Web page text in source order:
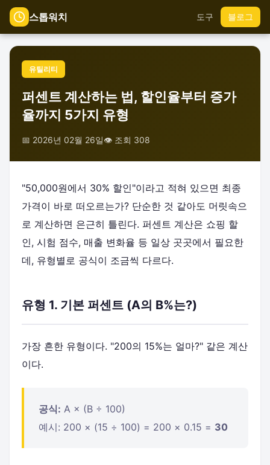
스톱워치 도구 블로그
유틸리티
퍼센트 계산하는 법, 할인율부터 증가
율까지 5가지 유형
📅 2026년 02월 26일👁️ 조회 308
"50,000원에서 30% 할인"이라고 적혀 있으면 최종
가격이 바로 떠오르는가? 단순한 것 같아도 머릿속으
로 계산하면 은근히 틀린다. 퍼센트 계산은 쇼핑 할
인, 시험 점수, 매출 변화율 등 일상 곳곳에서 필요한
데, 유형별로 공식이 조금씩 다르다.
유형 1. 기본 퍼센트 (A의 B%는?)
가장 흔한 유형이다. "200의 15%는 얼마?" 같은 계산
이다.
공식: A × (B ÷ 100)
예시: 200 × (15 ÷ 100) = 200 × 0.15 = 30